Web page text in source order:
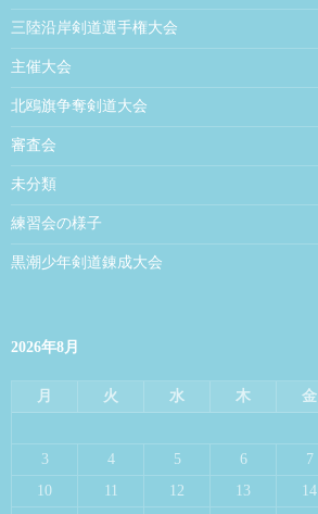
三陸沿岸剣道選手権大会
主催大会
北鴎旗争奪剣道大会
審査会
未分類
練習会の様子
黒潮少年剣道錬成大会
2026年8月
月 火 水 木 金
3
4 5 6 7
10
11 12 13 14